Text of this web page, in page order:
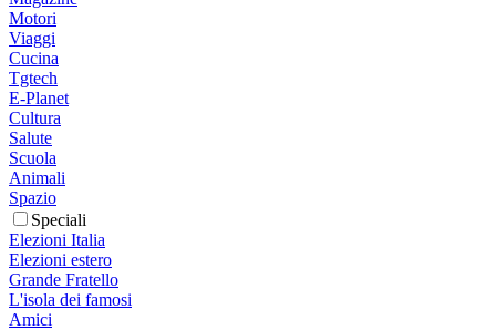
Motori
Viaggi
Cucina
Tgtech
E-Planet
Cultura
Salute
Scuola
Animali
Spazio
Speciali
Elezioni Italia
Elezioni estero
Grande Fratello
L'isola dei famosi
Amici